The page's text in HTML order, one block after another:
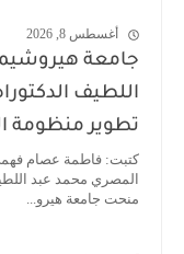
أغسطس 8, 2026
جامعة
اللطيف
تطوير منظومة
كتبت: فاطمة عصام
المصري محمد عبد
منحت جامعة هيرو...